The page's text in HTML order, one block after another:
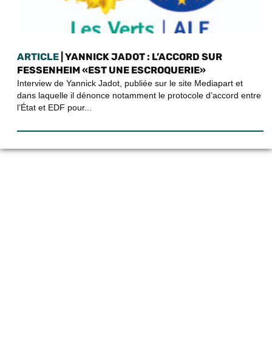
ARTICLE | YANNICK JADOT : L’ACCORD SUR
FESSENHEIM «EST UNE ESCROQUERIE»
Interview de Yannick Jadot, publiée sur le site Mediapart et
dans laquelle il dénonce notamment le protocole d’accord entre
l’État et EDF pour...